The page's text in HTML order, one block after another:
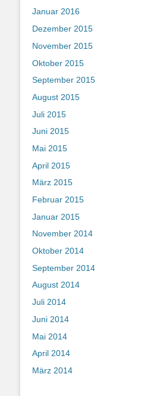
Januar 2016
Dezember 2015
November 2015
Oktober 2015
September 2015
August 2015
Juli 2015
Juni 2015
Mai 2015
April 2015
März 2015
Februar 2015
Januar 2015
November 2014
Oktober 2014
September 2014
August 2014
Juli 2014
Juni 2014
Mai 2014
April 2014
März 2014